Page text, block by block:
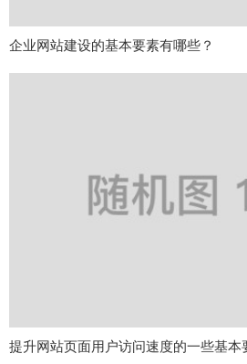
企业网站建设的基本要素有哪些？
提升网站页面用户访问速度的一些基本